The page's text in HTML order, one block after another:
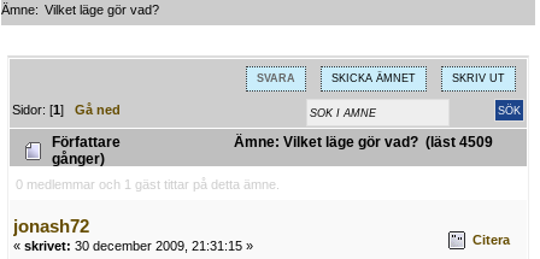
Ämne: Vilket läge gör vad?
SVARA SKICKA ÄMNET SKRIV UT
Sidor: [1]Gå ned
Författare
Ämne: Vilket läge gör vad? (läst 4509
gånger)
0 medlemmar och 1 gäst tittar på detta ämne.
jonash72
« skrivet: 30 december 2009, 21:31:15 » Citera